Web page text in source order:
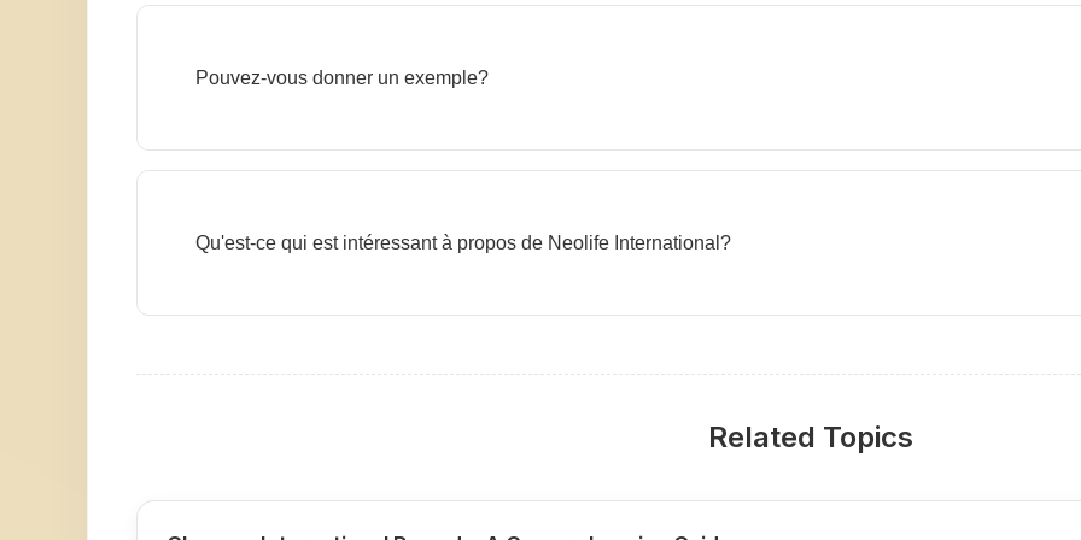
Pouvez-vous donner un exemple?
Qu'est-ce qui est intéressant à propos de Neolife International?
Related Topics